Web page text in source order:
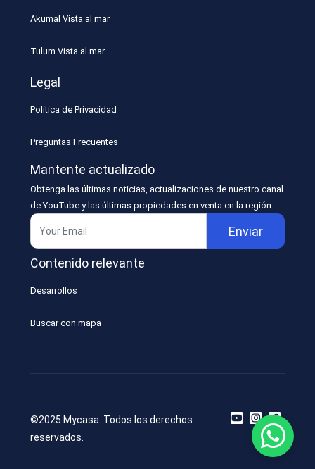
Akumal Vista al mar
Tulum Vista al mar
Legal
Politica de Privacidad
Preguntas Frecuentes
Mantente actualizado
Obtenga las últimas noticias, actualizaciones de nuestro canal
de YouTube y las últimas propiedades en venta en la región.
Enviar
Contenido relevante
Desarrollos
Buscar con mapa
©2025 Mycasa. Todos los derechos
reservados.